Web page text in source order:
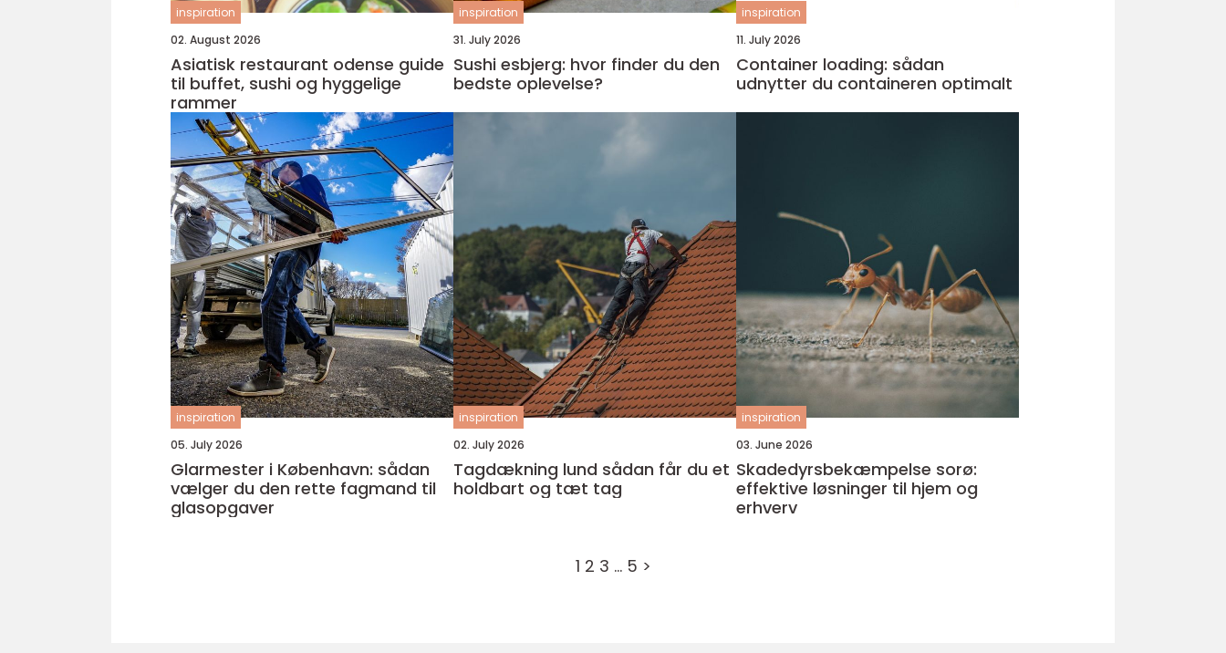
inspiration
02. August 2026
Asiatisk restaurant odense guide
til buffet, sushi og hyggelige
rammer
inspiration
31. July 2026
Sushi esbjerg: hvor finder du den
bedste oplevelse?
inspiration
11. July 2026
Container loading: sådan
udnytter du containeren optimalt
inspiration
05. July 2026
Glarmester i København: sådan
vælger du den rette fagmand til
glasopgaver
inspiration
02. July 2026
Tagdækning lund sådan får du et
holdbart og tæt tag
inspiration
03. June 2026
Skadedyrsbekæmpelse sorø:
effektive løsninger til hjem og
erhverv
1 2 3 … 5 >